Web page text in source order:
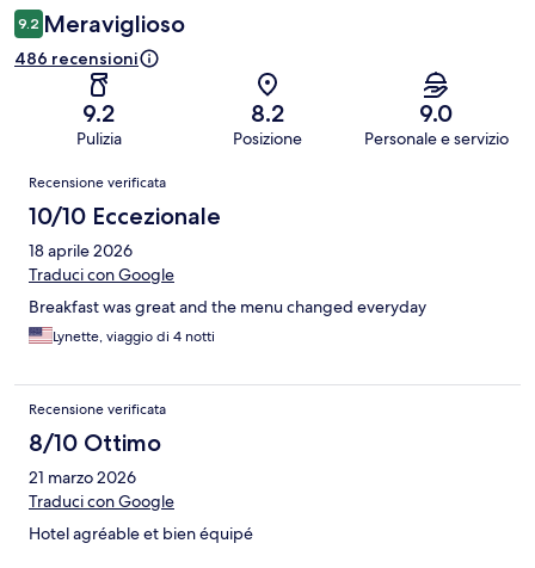
9.2 Meraviglioso
486 recensioni
9.2
Pulizia
8.2
Posizione
9.0
Personale e servizio
Recensioni
Recensione verificata
10/10 Eccezionale
18 aprile 2026
Traduci con Google
Breakfast was great and the menu changed everyday
Lynette, viaggio di 4 notti
Recensione verificata
8/10 Ottimo
21 marzo 2026
Traduci con Google
Hotel agréable et bien équipé